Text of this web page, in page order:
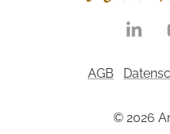
AGB
© 2026